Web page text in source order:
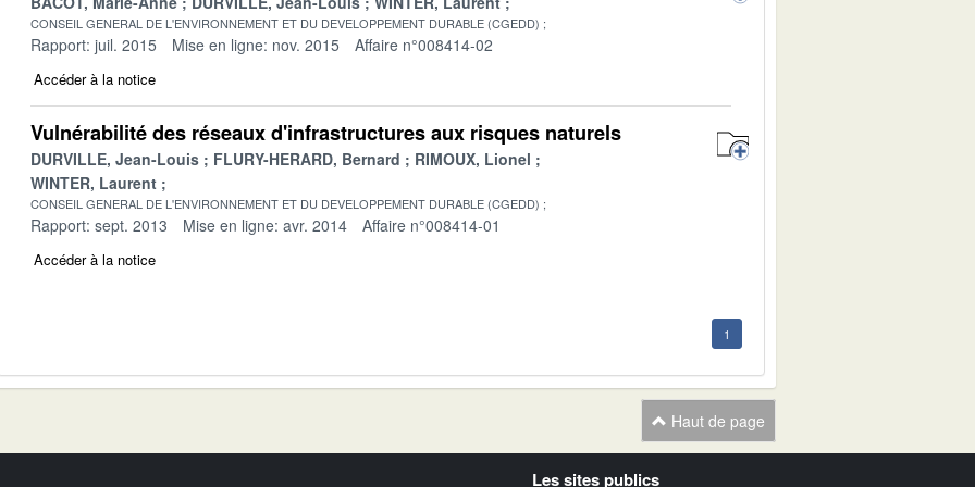
CONSEIL GENERAL DE L'ENVIRONNEMENT ET DU DEVELOPPEMENT DURABLE (CGEDD)
Rapport: juil. 2015 Mise en ligne: nov. 2015 Affaire n°008414-02
Accéder à la notice
Vulnérabilité des réseaux d'infrastructures aux risques naturels
DURVILLE, Jean-Louis FLURY-HERARD, Bernard
RIMOUX, Lionel
WINTER, Laurent
CONSEIL GENERAL DE L'ENVIRONNEMENT ET DU DEVELOPPEMENT DURABLE (CGEDD)
Rapport: sept. 2013 Mise en ligne: avr. 2014 Affaire n°008414-01
Accéder à la notice
1
Haut de page
Les sites publics